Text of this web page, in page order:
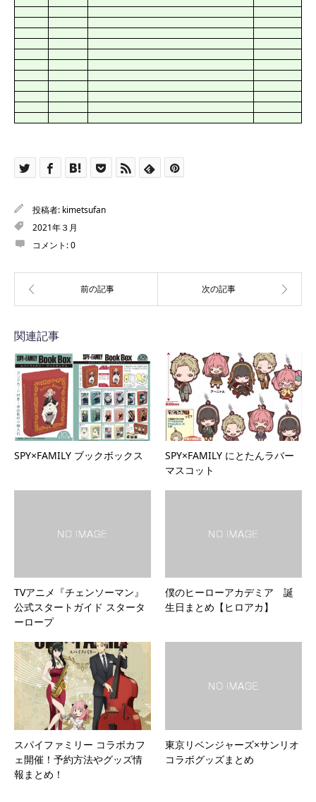
投稿者: kimetsufan
2021年３月
コメント:0
関連記事
SPY×FAMILY ブックボックス
SPY×FAMILY にとたんラバー
マスコット
TVアニメ『チェンソーマン』
公式スタートガイド スタータ
ーロープ
僕のヒーローアカデミア 誕
生日まとめ【ヒロアカ】
スパイファミリー コラボカフ
ェ開催！予約方法やグッズ情
報まとめ！
東京リベンジャーズ×サンリオ
コラボグッズまとめ